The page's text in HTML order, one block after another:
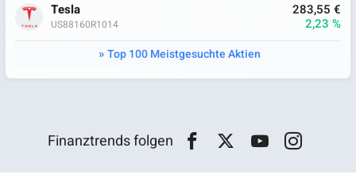
Tesla
US88160R1014
283,55 €
2,23 %
Top 100 Meistgesuchte Aktien
Finanztrends folgen